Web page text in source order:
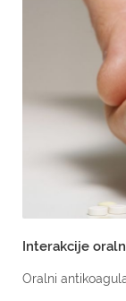
Interakcije
Oralni